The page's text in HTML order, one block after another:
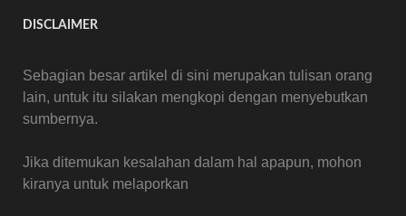
DISCLAIMER
Sebagian besar artikel di sini merupakan tulisan orang
lain, untuk itu silakan mengkopi dengan menyebutkan
sumbernya.
Jika ditemukan kesalahan dalam hal apapun, mohon
kiranya untuk melaporkan